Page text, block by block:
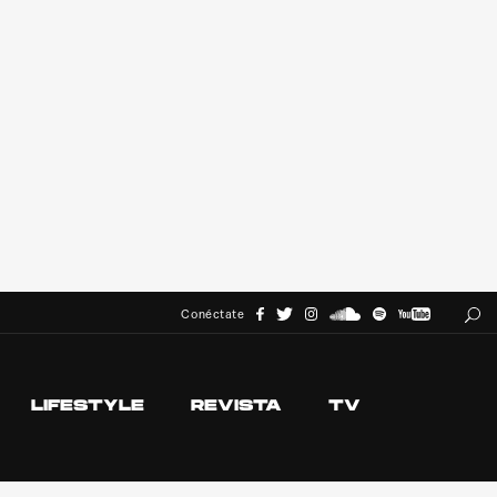
Conéctate
LIFESTYLE REVISTA TV